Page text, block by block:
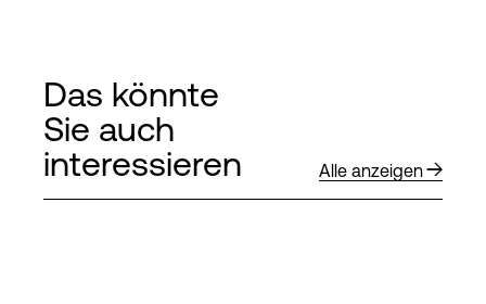
Das könnte
Sie auch
interessieren
Alle anzeigen